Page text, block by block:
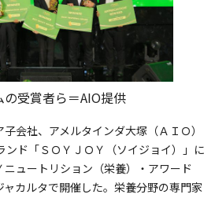
受賞者ら＝AIO提供
会社、アメルタインダ大塚（ＡＩＯ）
ンド「ＳＯＹＪＯＹ（ソイジョイ）」に
ュートリション（栄養）・アワード
ャカルタで開催した。栄養分野の専門家